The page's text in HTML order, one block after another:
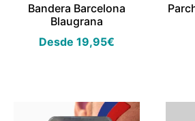
Bandera Barcelona
Blaugrana
Desde19,95€